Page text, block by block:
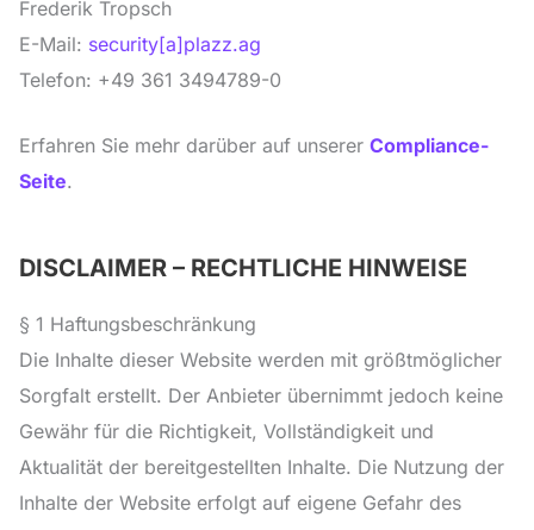
Frederik Tropsch
E-Mail: security[a]plazz.ag
Telefon: +49 361 3494789-0
Erfahren Sie mehr darüber auf unserer Compliance-
Seite.
DISCLAIMER – RECHTLICHE HINWEISE
§ 1 Haftungsbeschränkung
Die Inhalte dieser Website werden mit größtmöglicher
Sorgfalt erstellt. Der Anbieter übernimmt jedoch keine
Gewähr für die Richtigkeit, Vollständigkeit und
Aktualität der bereitgestellten Inhalte. Die Nutzung der
Inhalte der Website erfolgt auf eigene Gefahr des